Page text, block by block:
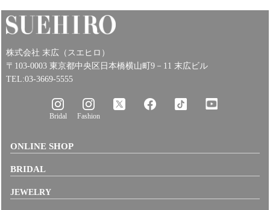
株式会社 末広（スエヒロ）
〒103-0003 東京都中央区日本橋横山町9－11 末広ビル
TEL:03-3669-5555
Bridal Fashion
ONLINE SHOP
BRIDAL
JEWELRY